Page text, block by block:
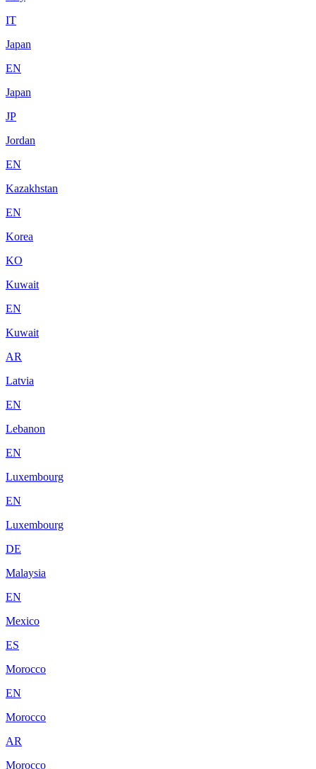
IT
Japan
EN
Japan
JP
Jordan
EN
Kazakhstan
EN
Korea
KO
Kuwait
EN
Kuwait
AR
Latvia
EN
Lebanon
EN
Luxembourg
EN
Luxembourg
DE
Malaysia
EN
Mexico
ES
Morocco
EN
Morocco
AR
Morocco